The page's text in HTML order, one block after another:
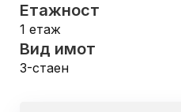
Етажност
1 етаж
Вид имот
3-стаен